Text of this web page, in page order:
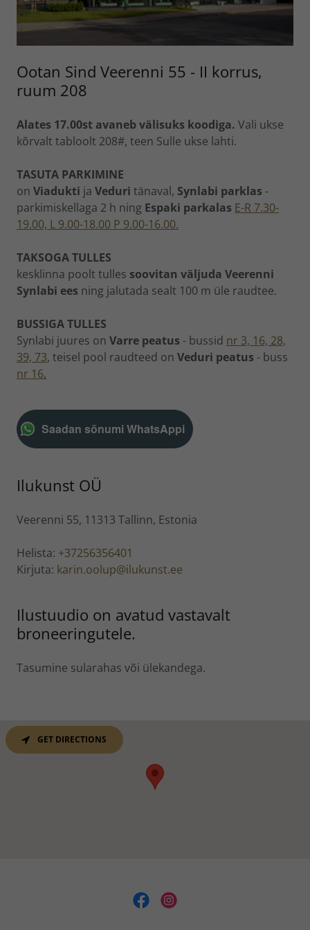
Ootan Sind Veerenni 55 - II korrus,
ruum 208
Alates 17.00st avaneb välisuks koodiga. Vali ukse
kõrvalt tabloolt 208#, teen Sulle ukse lahti.
TASUTA PARKIMINE
on Viadukti ja Veduri tänaval, Synlabi parklas -
parkimiskellaga 2 h ning Espaki parkalas E-R 7.30-
19.00, L 9.00-18.00 P 9.00-16.00.
TAKSOGA TULLES
kesklinna poolt tulles soovitan väljuda Veerenni
Synlabi ees ning jalutada sealt 100 m üle raudtee.
BUSSIGA TULLES
Synlabi juures on Varre peatus - bussid nr 3, 16, 28,
39, 73, teisel pool raudteed on Veduri peatus - buss
nr 16.
Saadan sõnumi WhatsAppi
Ilukunst OÜ
Veerenni 55, 11313 Tallinn, Estonia
Helista: +37256356401
Kirjuta: karin.oolup@ilukunst.ee
Ilustuudio on avatud vastavalt
broneeringutele.
Tasumine sularahas või ülekandega.
GET DIRECTIONS